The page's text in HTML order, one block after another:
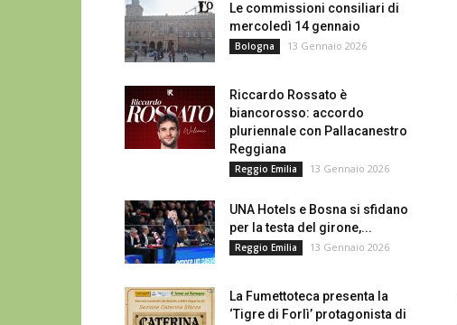
Le commissioni consiliari di
mercoledì 14 gennaio
Bologna 13 Gennaio 2026
Riccardo Rossato è
biancorosso: accordo
pluriennale con Pallacanestro
Reggiana
Reggio Emilia 13 Gennaio 2026
UNA Hotels e Bosna si sfidano
per la testa del girone,...
Reggio Emilia 13 Gennaio 2026
La Fumettoteca presenta la
‘Tigre di Forlì’ protagonista di